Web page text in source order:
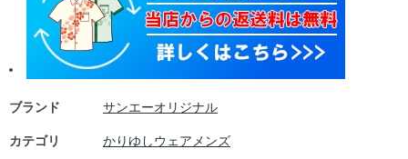
ブランド サンエーオリジナル
カテゴリ かりゆしウェアメンズ